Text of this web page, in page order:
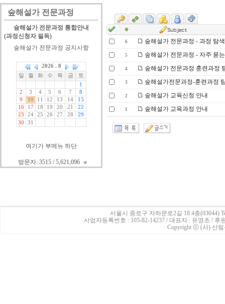
숲해설가 전문과정
숲해설가 전문과정 통합안내
(과정신청자 필독)
숲해설가 전문과정 공지사항
여기가 부메뉴 하단
방문자: 3515 / 5,621,096
6 숲해설가 전문과정 - 과정 탐
5 숲해설가 전문과정 - 자주 묻
4 숲해설가 전문과정 훈련과정
3 숲해설가전문과정-훈련과정
2 숲해설가 교육신청 안내
1 숲해설가 교육과정 안내
서울시 종로구 자하문로2길 18 4층(03044)
사업자등록번호 : 105-82-14237 / 대표자 : 유영초 /
Copyright ⓒ (사) 산림